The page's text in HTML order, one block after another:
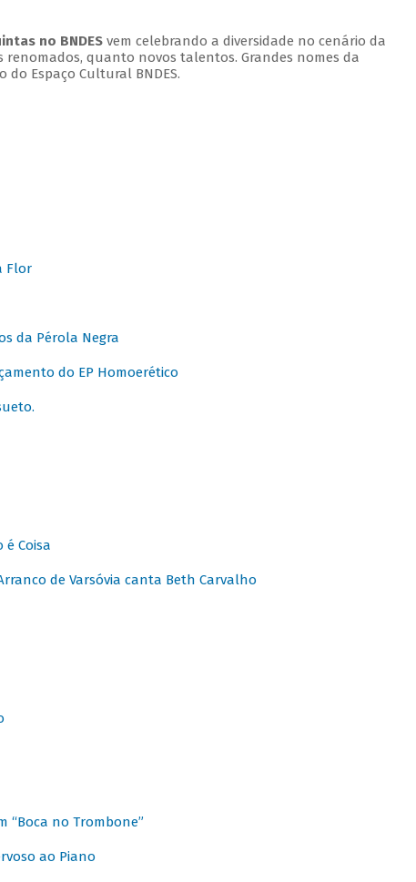
no BNDESvem celebrando a diversidade no cenário da
quanto novos talentos. Grandes nomes da
do Espaço Cultural BNDES.
Flor
da Pérola Negra
do EP Homoerético
é Coisa
Arranco de Varsóvia canta Beth Carvalho
“Boca no Trombone”
ao Piano